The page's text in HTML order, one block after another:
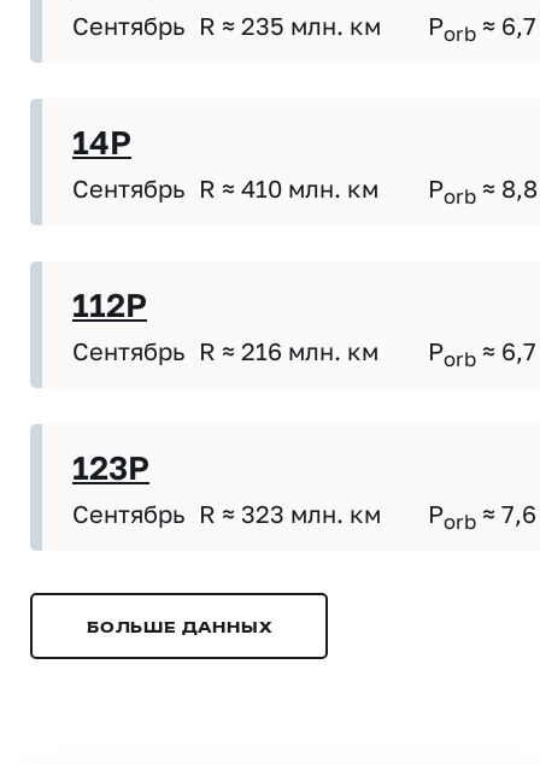
Сентябрь R ≈ 235 млн. км Porb ≈ 6,7
14P
Сентябрь R ≈ 410 млн. км Porb ≈ 8,8
112P
Сентябрь R ≈ 216 млн. км Porb ≈ 6,7
123P
Сентябрь R ≈ 323 млн. км Porb ≈ 7,6
БОЛЬШЕ ДАННЫХ